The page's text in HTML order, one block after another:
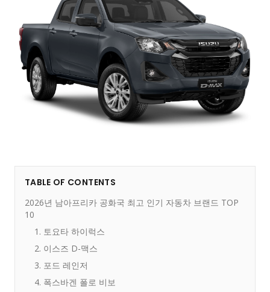
TABLE OF CONTENTS
2026년 남아프리카 공화국 최고 인기 자동차 브랜드 TOP
10
1. 토요타 하이럭스
2. 이스즈 D-맥스
3. 포드 레인저
4. 폭스바겐 폴로 비보